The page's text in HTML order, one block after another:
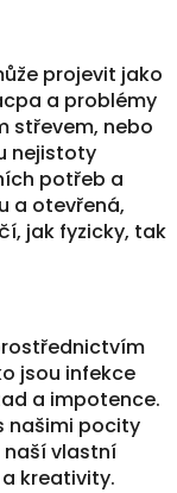
projevit jako
a problémy
střevem, nebo
nejistoty
potřeb a
a otevřená,
jak fyzicky, tak
jsou infekce
a impotence.
našimi pocity
vlastní
kreativity.